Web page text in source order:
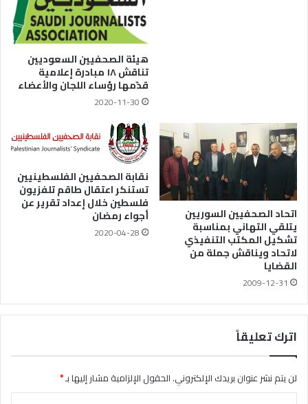
هيئة الصحفيين السعوديين
تناقش ١٨ مبادرة إعلامية
قدّمها رؤساء اللجان والأعضاء
2020-11-30
اتحاد الصحفيين السوريين
يتلقي التهاني بمناسبة
تشكيل المكتب التنفيذي
لاتحاد ويناقش جملة من
القضايا
2009-12-31
نقابة الصحفيين الفلسطينيين
تستنكر اعتقال طاقم تلفزيون
فلسطين خلال إعداد تقرير عن
أجواء رمضان
2020-04-28
اترك تعليقاً
لن يتم نشر عنوان بريدك الإلكتروني.الحقول الإلزامية مشار إليها بـ*